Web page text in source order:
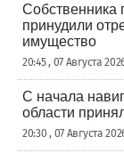
Собственника
принудили
имущество
20:45 , 07 Августа
С начала
области
20:30 , 07 Августа